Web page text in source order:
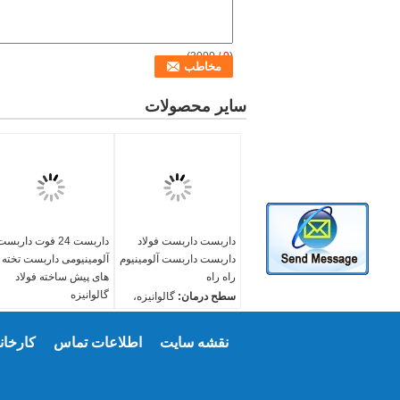
(
0
/ 3000)
سایر محصولات
داربست 24 فوت
آلومینیومی داربست تخته
های پیش ساخته فولاد
گالوانیزه
سطح درمان:گالوانیزه،
انواع:
داربست داربست فولاد
داربست داربست آلومینیوم
راه راه
سطح درمان: گالوانیزه،
گالوانیزه گرم، سیاه
210،225،230،240،250A،
نقشه سایت اطلاعات تماس